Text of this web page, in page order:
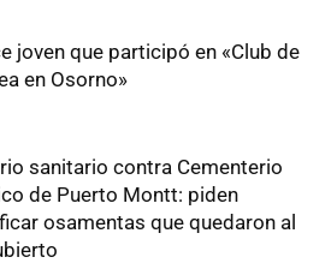
joven que participó en «Club de
en Osorno»
sanitario contra Cementerio
de Puerto Montt: piden
osamentas que quedaron al